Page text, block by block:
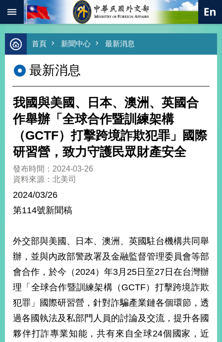
跳到主要內容區塊
進
階
尋
熱
合
外
交
價
值
交
濟
日
不
落
國
台
海
平
護
首頁 新聞中心 最新消息
最新消息
我國與美國、日本、澳洲、英國合
作舉辦「全球合作暨訓練架構
（GCTF）打擊跨境詐欺犯罪」國際
研習營，致力守護民眾財產安全
發布時間：2024-03-26
資料來源：北美司
2024/03/26
第114號新聞稿
外交部與美國、日本、澳洲、英國駐台機構共同舉
辦，並與內政部警政署及金融監督管理委員會等部
會合作，於今（2024）年3月25日至27日在台灣辦
理「全球合作暨訓練架構（GCTF）打擊跨境詐欺
犯罪」國際研習營，針對詐騙產業鏈各個環節，透
過各國執法及私部門人員的討論及交流，提升各國
夥伴打詐專業知能，共有來自全球24個國家，近